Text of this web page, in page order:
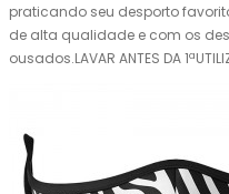
praticando seu desporto
de alta qualidade e com os
ousados.LAVAR ANTES DA